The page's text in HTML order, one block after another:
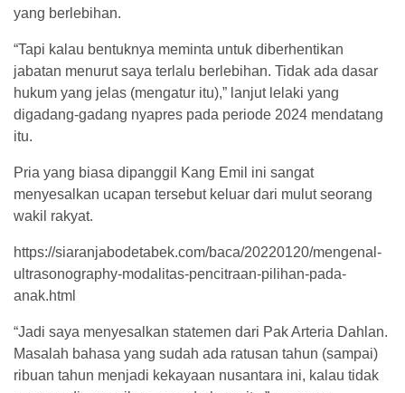
yang berlebihan.
“Tapi kalau bentuknya meminta untuk diberhentikan
jabatan menurut saya terlalu berlebihan. Tidak ada dasar
hukum yang jelas (mengatur itu),” lanjut lelaki yang
digadang-gadang nyapres pada periode 2024 mendatang
itu.
Pria yang biasa dipanggil Kang Emil ini sangat
menyesalkan ucapan tersebut keluar dari mulut seorang
wakil rakyat.
https://siaranjabodetabek.com/baca/20220120/mengenal-
ultrasonography-modalitas-pencitraan-pilihan-pada-
anak.html
“Jadi saya menyesalkan statemen dari Pak Arteria Dahlan.
Masalah bahasa yang sudah ada ratusan tahun (sampai)
ribuan tahun menjadi kekayaan nusantara ini, kalau tidak